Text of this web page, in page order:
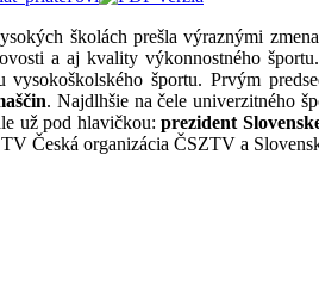
školách prešla výraznými
a aj kvality výkonnostného
vysokoškolského športu. Prvým
. Najdlhšie na čele univerzitného
už pod hlavičkou:prezident
Česká organizácia ČSZTV a